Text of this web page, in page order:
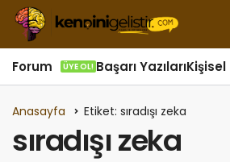
Forum ÜYE OL! Başarı Yazıları
Anasayfa Etiket: sıradışı zeka
sıradışı zeka